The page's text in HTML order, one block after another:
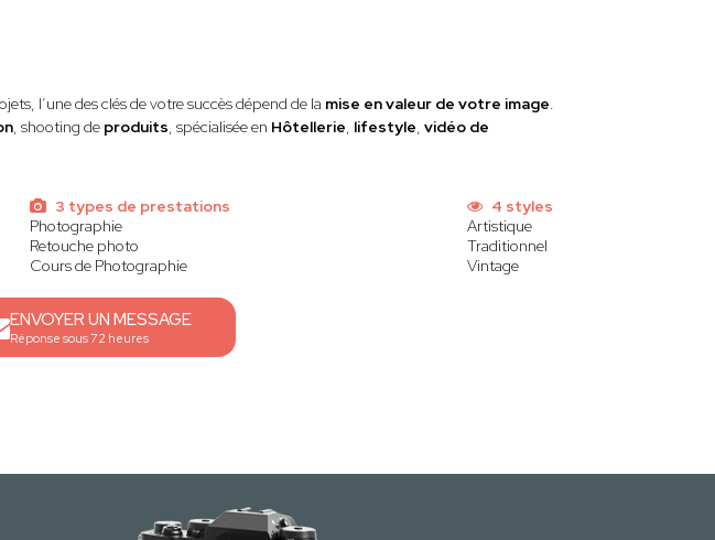
l’une des clés de votre succès dépend de la mise en valeur de votre image.
, shooting de produits, spécialisée en Hôtellerie, lifestyle,vidéo de
3 types de prestations
Photographie
Retouche photo
Cours de Photographie
4 styles
Artistique
Traditionnel
Vintage
ENVOYER UN MESSAGE
Réponse sous 72 heures